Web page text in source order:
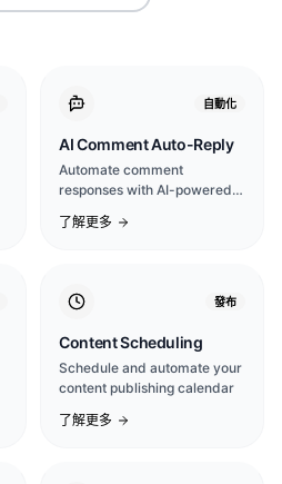
自動化
AI Comment Auto-Reply
Automate comment
responses with AI-powered
了解更多
發布
Content Scheduling
Schedule and automate your
content publishing calendar
了解更多